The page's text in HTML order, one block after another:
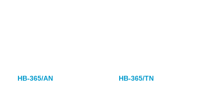
HB-365/AN HB-365/TN